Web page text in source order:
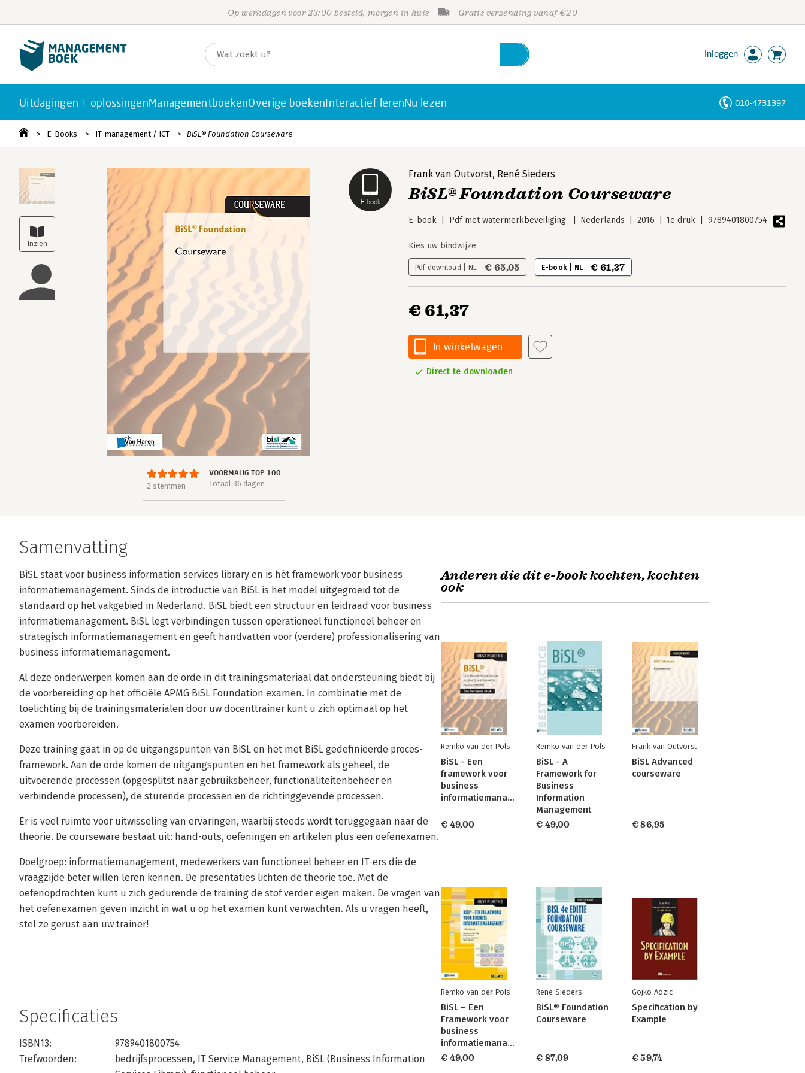
Op werkdagen voor 23:00 besteld, morgen in huis Gratis verzending vanaf €20
Inloggen
Uitdagingen + oplossingenManagementboekenOverige boekenInteractief lerenNu lezen 010-4731397
E-Books IT-management / ICT BiSL® Foundation Courseware
E-book
2 stemmen
VOORMALIG TOP 100
Totaal 36 dagen
Frank van Outvorst, René Sieders
BiSL® Foundation Courseware
E-book Pdf met watermerkbeveiliging Nederlands 2016 1e druk 9789401800754
Kies uw bindwijze
Pdf download | NL € 65,05 E-book | NL € 61,37
€ 61,37
In winkelwagen
Direct te downloaden
Samenvatting
BiSL staat voor business information services library en is hèt framework voor business
informatiemanagement. Sinds de introductie van BiSL is het model uitgegroeid tot de
standaard op het vakgebied in Nederland. BiSL biedt een structuur en leidraad voor business
informatiemanagement. BiSL legt verbindingen tussen operationeel functioneel beheer en
strategisch informatiemanagement en geeft handvatten voor (verdere) professionalisering van
business informatiemanagement.
Al deze onderwerpen komen aan de orde in dit trainingsmateriaal dat ondersteuning biedt bij
de voorbereiding op het officiële APMG BiSL Foundation examen. In combinatie met de
toelichting bij de trainingsmaterialen door uw docenttrainer kunt u zich optimaal op het
examen voorbereiden.
Deze training gaat in op de uitgangspunten van BiSL en het met BiSL gedefinieerde proces-
framework. Aan de orde komen de uitgangspunten en het framework als geheel, de
uitvoerende processen (opgesplitst naar gebruiksbeheer, functionaliteitenbeheer en
verbindende processen), de sturende processen en de richtinggevende processen.
Er is veel ruimte voor uitwisseling van ervaringen, waarbij steeds wordt teruggegaan naar de
theorie. De courseware bestaat uit: hand-outs, oefeningen en artikelen plus een oefenexamen.
Doelgroep: informatiemanagement, medewerkers van functioneel beheer en IT-ers die de
vraagzijde beter willen leren kennen. De presentaties lichten de theorie toe. Met de
oefenopdrachten kunt u zich gedurende de training de stof verder eigen maken. De vragen van
het oefenexamen geven inzicht in wat u op het examen kunt verwachten. Als u vragen heeft,
stel ze gerust aan uw trainer!
Specificaties
ISBN13:
9789401800754
Trefwoorden:
bedrijfsprocessen, IT Service Management, BiSL (Business Information
Anderen die dit e-book kochten, kochten
ook
Remko van der Pols
BiSL - Een
framework voor
business
informatiemanagement
€ 49,00
Remko van der Pols
BiSL - A
Framework for
Business
Information
Management
€ 49,00
Frank van Outvorst
BiSL Advanced
courseware
€ 86,95
Remko van der Pols
BiSL – Een
Framework voor
business
informatiemanagement
€ 49,00
René Sieders
BiSL® Foundation
Courseware
€ 87,09
Gojko Adzic
Specification by
Example
€ 59,74
Personen